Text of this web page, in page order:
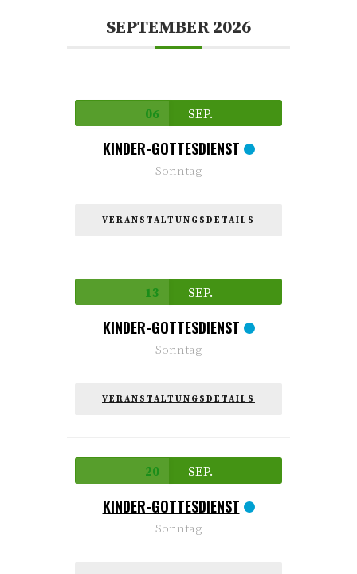
SEPTEMBER 2026
06 SEP.
KINDER-GOTTESDIENST
Sonntag
VERANSTALTUNGSDETAILS
13 SEP.
KINDER-GOTTESDIENST
Sonntag
VERANSTALTUNGSDETAILS
20 SEP.
KINDER-GOTTESDIENST
Sonntag